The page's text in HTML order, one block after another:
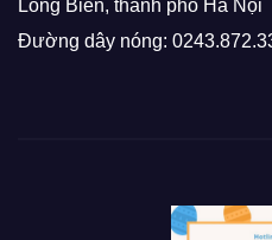
Long Biên, thành phố Hà Nội
Đường dây nóng: